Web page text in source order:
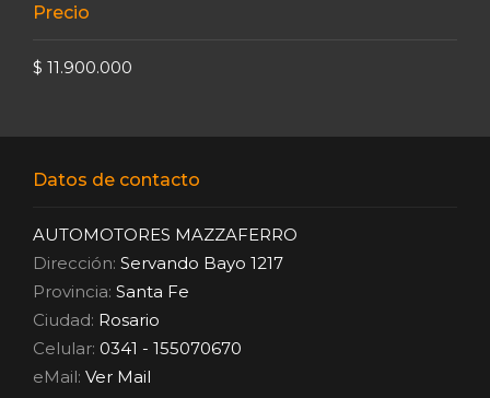
Precio
$ 11.900.000
Datos de contacto
AUTOMOTORES MAZZAFERRO
Dirección: Servando Bayo 1217
Provincia: Santa Fe
Ciudad: Rosario
Celular: 0341 - 155070670
eMail: Ver Mail